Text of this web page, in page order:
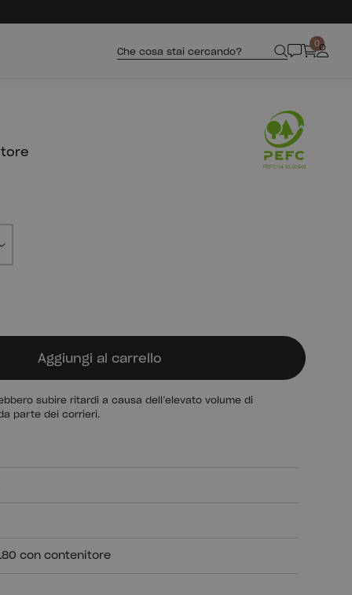
Che cosa stai cercando?
0
Aggiungi al carrello
subire ritardi a causa dell’elevato volume di
parte dei corrieri.
con contenitore